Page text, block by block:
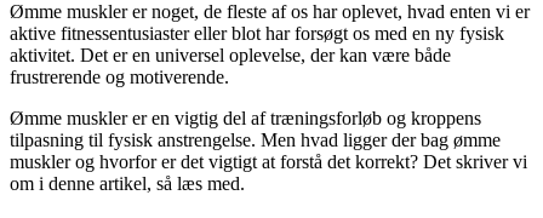
Ømme muskler er noget, de fleste af os har oplevet, hvad enten vi er
aktive fitnessentusiaster eller blot har forsøgt os med en ny fysisk
aktivitet. Det er en universel oplevelse, der kan være både
frustrerende og motiverende.
Ømme muskler er en vigtig del af træningsforløb og kroppens
tilpasning til fysisk anstrengelse. Men hvad ligger der bag ømme
muskler og hvorfor er det vigtigt at forstå det korrekt? Det skriver vi
om i denne artikel, så læs med.